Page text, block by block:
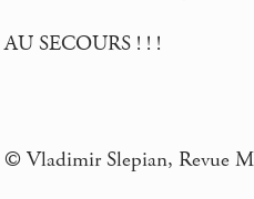
AU SECOURS ! ! !
© Vladimir Slepian, Revue